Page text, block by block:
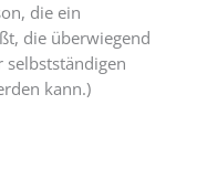
die ein
die überwiegend
kann.)